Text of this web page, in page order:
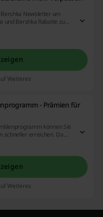
Newsletter um
und Bershka Rabatte zu
Weiteres
- Prämien für
können Sie
schneller erreichen. Damit
Weiteres